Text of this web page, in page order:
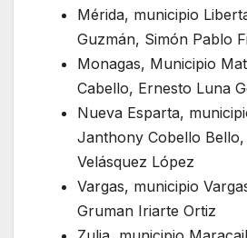
Mérida, municipio
Guzmán, Simón Pablo
Monagas, Municipio
Cabello, Ernesto Luna
Nueva Esparta,
Janthony Cobello
Velásquez López
Vargas, municipio
Gruman Iriarte Ortiz